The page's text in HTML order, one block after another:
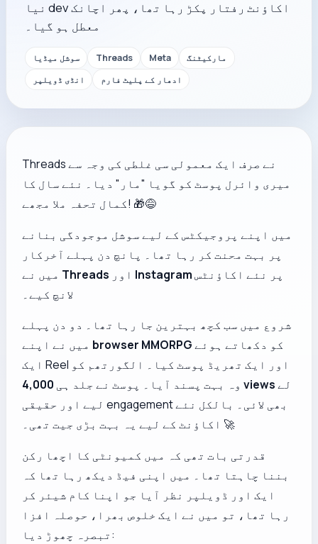
نیا dev اکاؤنٹ رفتار پکڑ رہا تھا، پھر اچانک
معطل ہو گیا۔
سوشل میڈیا Threads Meta
مارکیٹنگ
انڈی ڈویلپر
ادھار کے پلیٹ فارم
Threads نے صرف ایک معمولی سی غلطی کی وجہ سے
میری وائرل پوسٹ کو گویا "مار" دیا۔ نئے سال کا
کمال تحفہ ملا مجھے! 🎁😅
میں اپنے پروجیکٹس کے لیے سوشل موجودگی بنانے
پر بہت محنت کر رہا تھا۔ پانچ دن پہلے آخرکار
Threads Instagramپر نئے اکاؤنٹس
لانچ کیے۔
شروع میں سب کچھ بہترین جا رہا تھا۔ دو دن پہلے
browser MMORPGکو دکھاتے ہوئے
ایک Reel اور ایک تھریڈ پوسٹ کیا۔ الگورتھم کو
وہ بہت پسند آیا۔ پوسٹ نے جلد ہی 4,000 viewsلے
لیے اور حقیقی engagement بھی لائی۔ بالکل نئے
اکاؤنٹ کے لیے یہ بہت بڑی جیت تھی۔ 🚀
قدرتی بات تھی کہ میں کمیونٹی کا اچھا رکن
بننا چاہتا تھا۔ میں اپنی فیڈ دیکھ رہا تھا کہ
ایک اور ڈویلپر نظر آیا جو اپنا کام شیئر کر
رہا تھا، تو میں نے ایک خلوص بھرا، حوصلہ افزا
تبصرہ چھوڑ دیا: